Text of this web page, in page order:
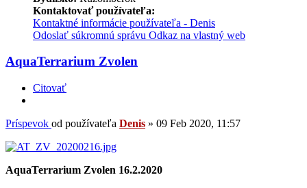
Kontaktovať používateľa:
Kontaktné informácie používateľa - Denis
Odoslať súkromnú správu Odkaz na vlastný web
AquaTerrarium Zvolen
Citovať
Príspevok od používateľa Denis » 09 Feb 2020, 11:57
AquaTerrarium Zvolen 16.2.2020